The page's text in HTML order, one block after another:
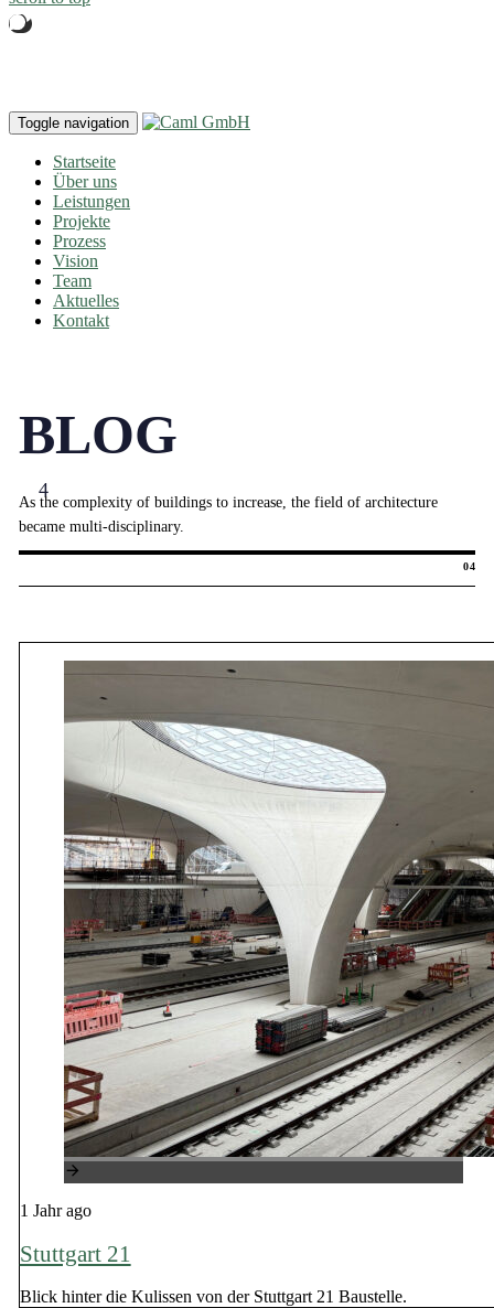
Toggle navigation
Startseite
Über uns
Leistungen
Projekte
Prozess
Vision
Team
Aktuelles
Kontakt
BLOG
4
As the complexity of buildings to increase, the field of architecture
became multi-disciplinary.
04
1 Jahr ago
Stuttgart 21
Blick hinter die Kulissen von der Stuttgart 21 Baustelle.